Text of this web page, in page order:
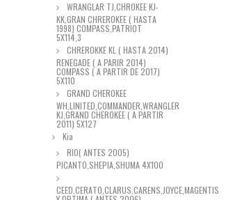
WRANGLAR TJ,CHROKEE KJ-
KK,GRAN CHREROKEE ( HASTA
1998) COMPASS,PATRIOT
5X114,3
CHREROKKE KL ( HASTA 2014)
RENEGADE ( A PARIR 2014)
COMPASS ( A PARTIR DE 2017)
5X110
GRAND CHEROKEE
WH,LINITED,COMMANDER,WRANGLER
KJ,GRAND CHEROKEE ( A PARTIR
2011) 5X127
Kia
RIO( ANTES 2005)
PICANTO,SHEPIA,SHUMA 4X100
CEED,CERATO,CLARUS,CARENS,JOYCE,MAGENTIS